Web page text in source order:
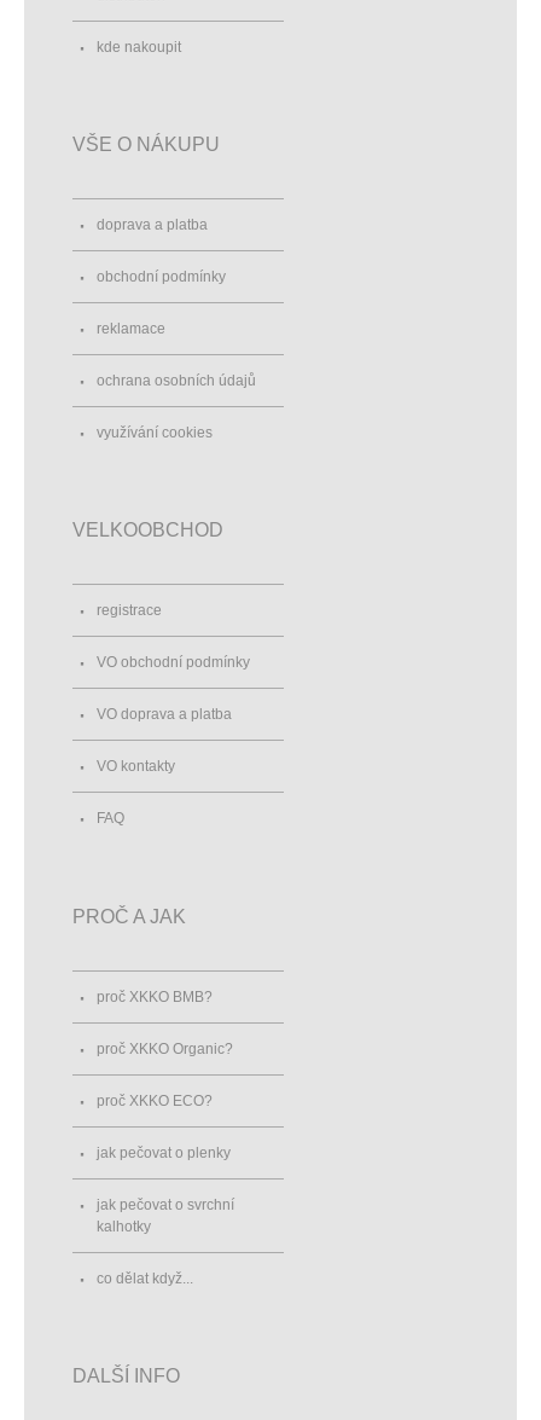
kde nakoupit
VŠE O NÁKUPU
doprava a platba
obchodní podmínky
reklamace
ochrana osobních údajů
využívání cookies
VELKOOBCHOD
registrace
VO obchodní podmínky
VO doprava a platba
VO kontakty
FAQ
PROČ A JAK
proč XKKO BMB?
proč XKKO Organic?
proč XKKO ECO?
jak pečovat o plenky
jak pečovat o svrchní
kalhotky
co dělat když...
DALŠÍ INFO